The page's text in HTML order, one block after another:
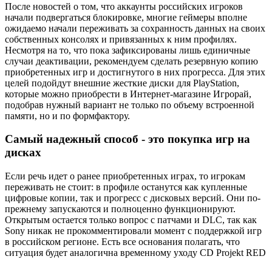
После новостей о том, что аккаунты российских игроков
начали подвергаться блокировке, многие геймеры вполне
ожидаемо начали переживать за сохранность данных на своих
собственных консолях и привязанных к ним профилях.
Несмотря на то, что пока зафиксированы лишь единичные
случаи деактивации, рекомендуем сделать резервную копию
приобретенных игр и достигнутого в них прогресса. Для этих
целей подойдут внешние жесткие диски для PlayStation,
которые можно приобрести в Интернет-магазине Игрорай,
подобрав нужный вариант не только по объему встроенной
памяти, но и по формфактору.
Самый надежный способ - это покупка игр на
дисках
Если речь идет о ранее приобретенных играх, то игрокам
переживать не стоит: в профиле останутся как купленные
цифровые копии, так и прогресс с дисковых версий. Они по-
прежнему запускаются и полноценно функционируют.
Открытым остается только вопрос с патчами и DLC, так как
Sony никак не прокомментировали момент с поддержкой игр
в российском регионе. Есть все основания полагать, что
ситуация будет аналогична временному уходу CD Projekt RED